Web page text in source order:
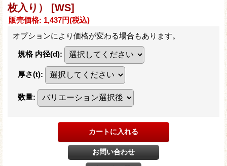
枚入り） [WS]
販売価格: 1,437円(税込)
オプションにより価格が変わる場合もあります。
規格 内径(d):
厚さ(t):
数量: